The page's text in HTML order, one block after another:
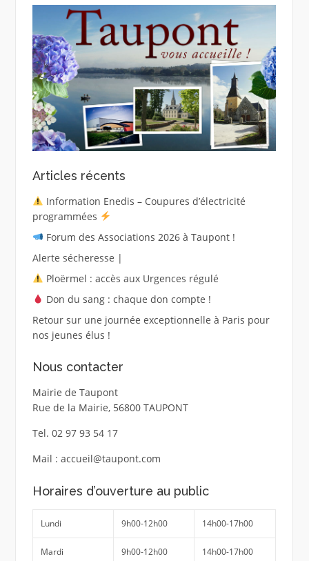
Articles récents
Information Enedis – Coupures d’électricité
programmées
Forum des Associations 2026 à Taupont !
Alerte sécheresse |
Ploërmel : accès aux Urgences régulé
Don du sang : chaque don compte !
Retour sur une journée exceptionnelle à Paris pour
nos jeunes élus !
Nous contacter
Mairie de Taupont
Rue de la Mairie, 56800 TAUPONT
Tel. 02 97 93 54 17
Mail : accueil@taupont.com
Horaires d’ouverture au public
Lundi 9h00-12h00 14h00-17h00
Mardi 9h00-12h00 14h00-17h00